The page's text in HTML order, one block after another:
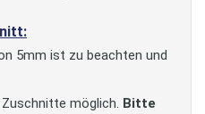
5mm ist zu beachten und
möglich. Bitte